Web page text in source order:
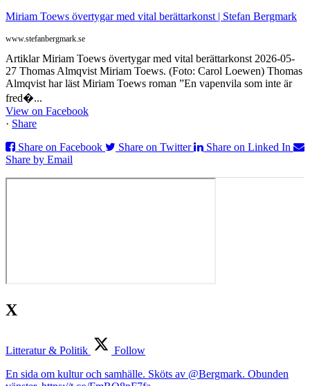
Miriam Toews övertygar med vital berättarkonst | Stefan Bergmark
www.stefanbergmark.se
Artiklar Miriam Toews övertygar med vital berättarkonst 2026-05-
27 Thomas Almqvist Miriam Toews. (Foto: Carol Loewen) Thomas
Almqvist har läst Miriam Toews roman ”En vapenvila som inte är
fred�...
View on Facebook
· Share
Share on Facebook
Share on Twitter
Share on Linked In
Share by Email
X
Litteratur & Politik
Follow
En sida om kultur och samhälle. Sköts av @Bergmark. Obunden